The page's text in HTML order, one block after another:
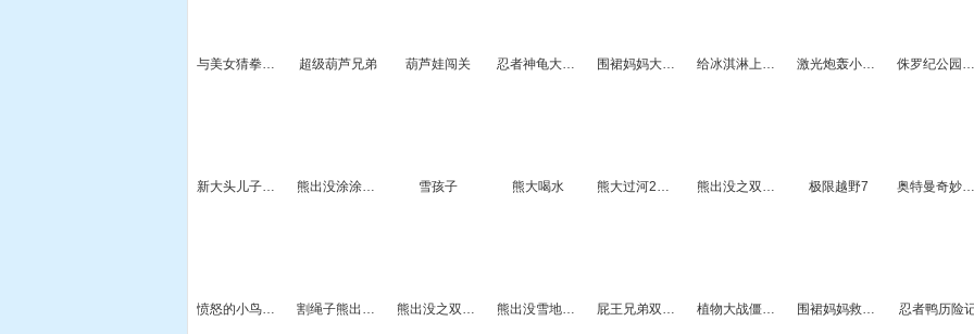
与美女猜拳脱衣 超级葫芦兄弟 葫芦娃闯关 忍者神龟大脚车 围裙妈妈大冒险 给冰淇淋上颜色 激光炮轰小怪3 侏罗纪公园乐高版
新大头儿子和小头爸爸 熊出没涂涂回家记 雪孩子 熊大喝水 熊大过河2选关版 熊出没之双熊夺宝2 极限越野7 奥特曼奇妙大冒险
愤怒的小鸟HD2.6版 割绳子熊出没2关卡全开版 熊出没之双熊夺宝2选关版 熊出没雪地大冒险2选关版 屁王兄弟双人版 植物大战僵尸家族 围裙妈妈救儿子10 忍者鸭历险